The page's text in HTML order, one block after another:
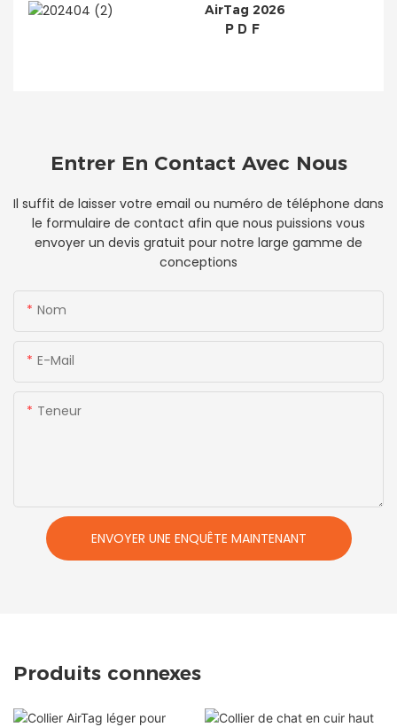
AirTag 2026
PDF
Entrer En Contact Avec Nous
Il suffit de laisser votre email ou numéro de téléphone dans
le formulaire de contact afin que nous puissions vous
envoyer un devis gratuit pour notre large gamme de
conceptions
Nom
E-Mail
Teneur
ENVOYER UNE ENQUÊTE MAINTENANT
Produits connexes